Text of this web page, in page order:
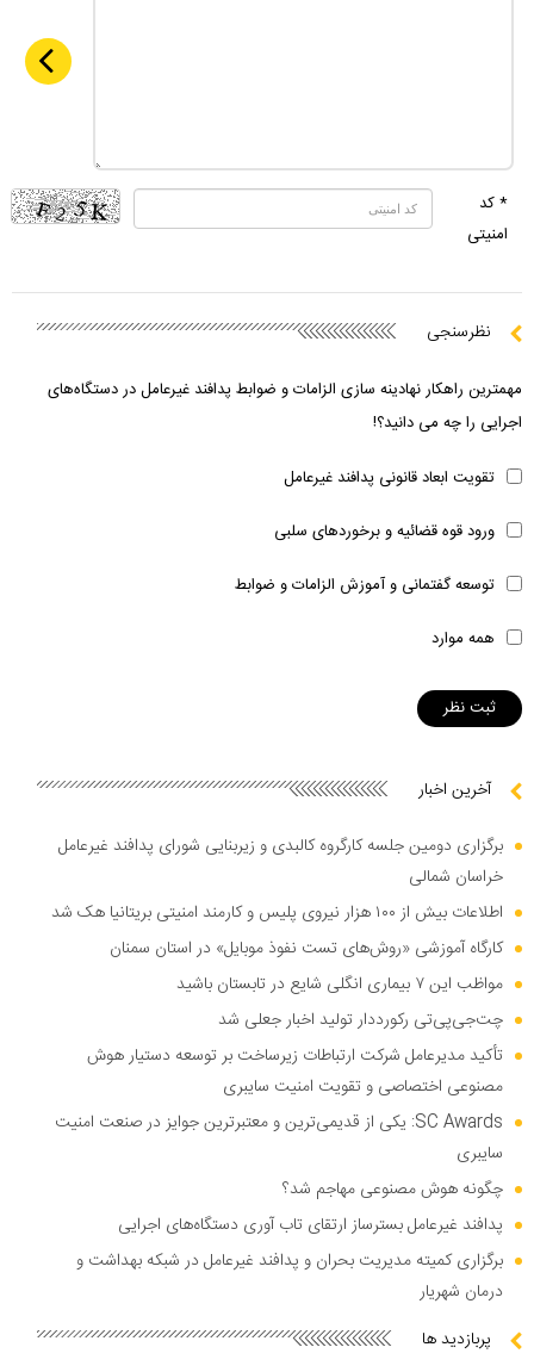
* کد
امنیتی
نظرسنجی
مهمترین راهکار نهادینه سازی الزامات و ضوابط پدافند غیرعامل در دستگاه‌های
اجرایی را چه می دانید؟!
تقویت ابعاد قانونی پدافند غیرعامل
ورود قوه قضائیه و برخوردهای سلبی
توسعه گفتمانی و آموزش الزامات و ضوابط
همه موارد
آخرین اخبار
برگزاری دومین جلسه کارگروه کالبدی و زیربنایی شورای پدافند غیرعامل
خراسان شمالی
اطلاعات بیش از ۱۰۰ هزار نیروی پلیس و کارمند امنیتی بریتانیا هک شد
کارگاه آموزشی «روش‌های تست نفوذ موبایل» در استان سمنان
مواظب این ۷ بیماری انگلی شایع در تابستان باشید
چت‌جی‌پی‌تی رکورددار تولید اخبار جعلی شد
تأکید مدیرعامل شرکت ارتباطات زیرساخت بر توسعه دستیار هوش
مصنوعی اختصاصی و تقویت امنیت سایبری
SC Awards: یکی از قدیمی‌ترین و معتبرترین جوایز در صنعت امنیت
سایبری
چگونه هوش مصنوعی مهاجم شد؟
پدافند غیرعامل بسترساز ارتقای تاب آوری دستگاه‌های اجرایی
برگزاری کمیته مدیریت بحران و پدافند غیرعامل در شبکه بهداشت و
درمان شهریار
پربازدید ها